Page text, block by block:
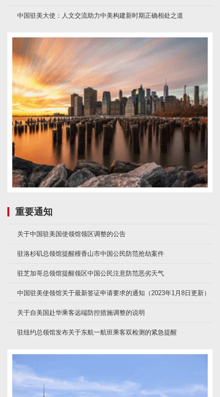
中国驻美大使：人文交流助力中美构建新时期正确相处之道
重要通知
关于中国驻美国使领馆领区调整的公告
驻洛杉矶总领馆提醒檀香山市中国公民防范抢劫案件
驻芝加哥总领馆提醒领区中国公民注意防范恶劣天气
中国驻美使领馆关于最新签证申请要求的通知（2023年1月8日更新）
关于自美国赴华乘客远端防控措施调整的说明
驻纽约总领馆发布关于东航一航班乘客双检测的紧急提醒